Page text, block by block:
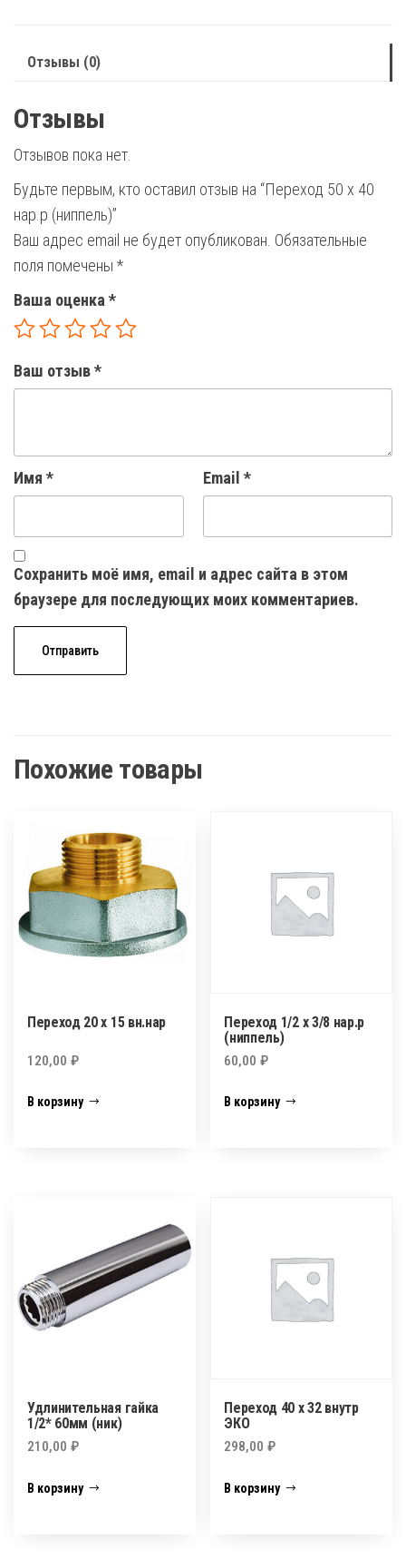
Отзывы (0)
Отзывы
Отзывов пока нет.
Будьте первым, кто оставил отзыв на “Переход 50 х 40
нар.р (ниппель)”
Ваш адрес email не будет опубликован. Обязательные
поля помечены *
Ваша оценка *
Ваш отзыв*
Имя * Email *
Сохранить моё имя, email и адрес сайта в этом
браузере для последующих моих комментариев.
Похожие товары
Переход 20 х 15 вн.нар
120,00 ₽
В корзину
Переход 1/2 х 3/8 нар.р
(ниппель)
60,00₽
В корзину
Удлинительная гайка
1/2* 60мм (ник)
210,00 ₽
В корзину
Переход 40 х 32 внутр
ЭКО
298,00₽
В корзину